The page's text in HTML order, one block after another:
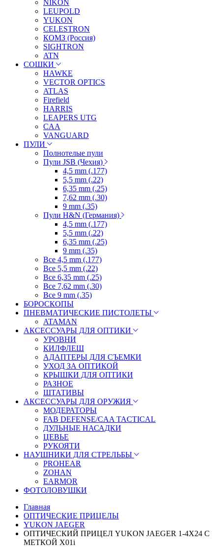
NIKON
LEUPOLD
YUKON
CELESTRON
КОМЗ (Россия)
SIGHTRON
ATN
СОШКИ
HAWKE
VECTOR OPTICS
ATLAS
Firefield
HARRIS
LEAPERS UTG
CAA
VANGUARD
ПУЛИ
Полнотелые пули
Пули JSB (Чехия)
4,5 mm (.177)
5,5 mm (.22)
6,35 mm (.25)
7,62 mm (.30)
9 mm (.35)
Пули H&N (Германия)
4,5 mm (.177)
5,5 mm (.22)
6,35 mm (.25)
9 mm (.35)
Все 4,5 mm (.177)
Все 5,5 mm (.22)
Все 6,35 mm (.25)
Все 7,62 mm (.30)
Все 9 mm (.35)
БОРОСКОПЫ
ПНЕВМАТИЧЕСКИЕ ПИСТОЛЕТЫ
ATAMAN
АКСЕССУАРЫ ДЛЯ ОПТИКИ
УРОВНИ
КИЛФЛЕШ
АДАПТЕРЫ ДЛЯ СЪЕМКИ
УХОД ЗА ОПТИКОЙ
КРЫШКИ ДЛЯ ОПТИКИ
РАЗНОЕ
ШТАТИВЫ
АКСЕССУАРЫ ДЛЯ ОРУЖИЯ
МОДЕРАТОРЫ
FAB DEFENSE/CAA TACTICAL
ДУЛЬНЫЕ НАСАДКИ
ЦЕВЬЕ
РУКОЯТИ
НАУШНИКИ ДЛЯ СТРЕЛЬБЫ
PROHEAR
ZOHAN
EARMOR
ФОТОЛОВУШКИ
Главная
ОПТИЧЕСКИЕ ПРИЦЕЛЫ
YUKON JAEGER
ОПТИЧЕСКИЙ ПРИЦЕЛ YUKON JAEGER 1-4Х24 С
МЕТКОЙ X01i